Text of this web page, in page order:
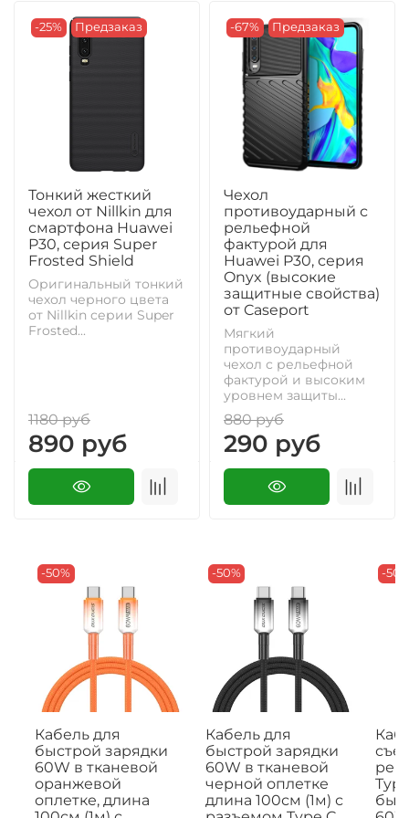
-25% Предзаказ
Тонкий жесткий
чехол от Nillkin для
смартфона Huawei
P30, серия Super
Frosted Shield
Оригинальный тонкий
чехол черного цвета
от Nillkin серии Super
Frosted...
1180 руб
890 руб
-67% Предзаказ
Чехол
противоударный с
рельефной
фактурой для
Huawei P30, серия
Onyx (высокие
защитные свойства)
от Caseport
Мягкий
противоударный
чехол с рельефной
фактурой и высоким
уровнем защиты...
880 руб
290 руб
-50%
Кабель для
быстрой зарядки
60W в тканевой
оранжевой
оплетке, длина
-50%
Кабель для
быстрой зарядки
60W в тканевой
черной оплетке
длина 100см (1м) с
-